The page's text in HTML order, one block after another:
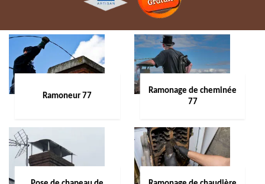
Ramoneur 77
Ramonage de cheminée
77